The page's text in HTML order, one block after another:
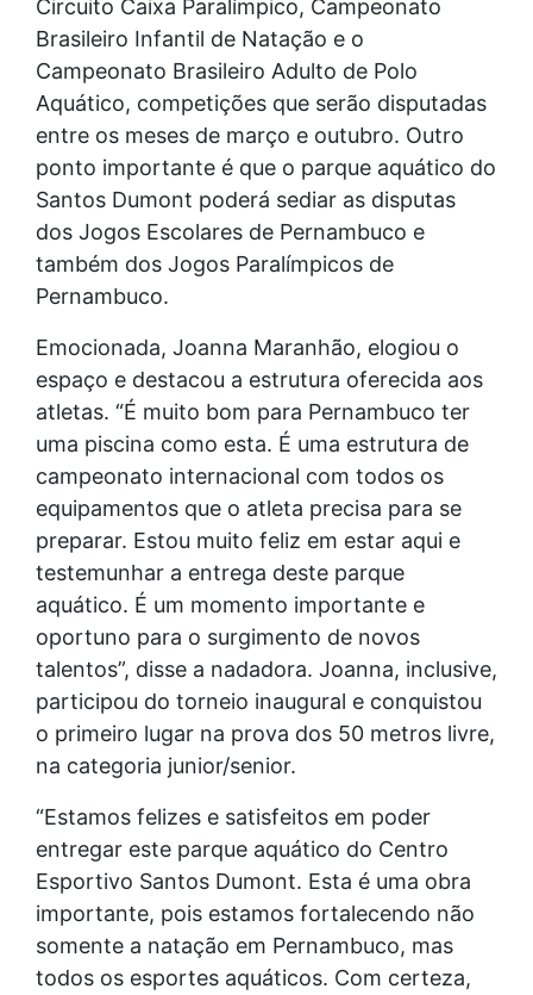
Circuito Caixa Paralímpico, Campeonato
Brasileiro Infantil de Natação e o
Campeonato Brasileiro Adulto de Polo
Aquático, competições que serão disputadas
entre os meses de março e outubro. Outro
ponto importante é que o parque aquático do
Santos Dumont poderá sediar as disputas
dos Jogos Escolares de Pernambuco e
também dos Jogos Paralímpicos de
Pernambuco.
Emocionada, Joanna Maranhão, elogiou o
espaço e destacou a estrutura oferecida aos
atletas. “É muito bom para Pernambuco ter
uma piscina como esta. É uma estrutura de
campeonato internacional com todos os
equipamentos que o atleta precisa para se
preparar. Estou muito feliz em estar aqui e
testemunhar a entrega deste parque
aquático. É um momento importante e
oportuno para o surgimento de novos
talentos”, disse a nadadora. Joanna, inclusive,
participou do torneio inaugural e conquistou
o primeiro lugar na prova dos 50 metros livre,
na categoria junior/senior.
“Estamos felizes e satisfeitos em poder
entregar este parque aquático do Centro
Esportivo Santos Dumont. Esta é uma obra
importante, pois estamos fortalecendo não
somente a natação em Pernambuco, mas
todos os esportes aquáticos. Com certeza,